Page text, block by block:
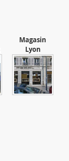
Magasin
Lyon